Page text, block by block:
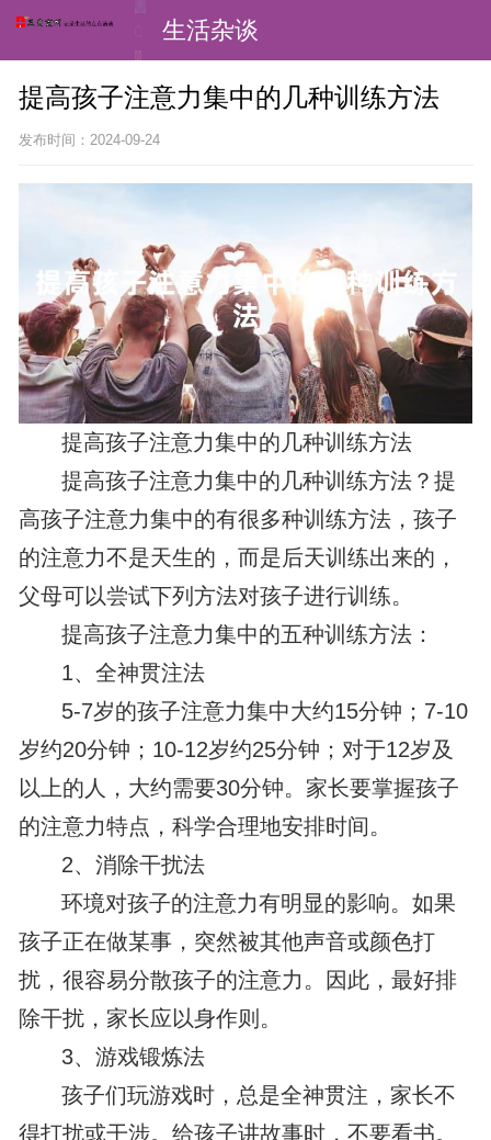
生活杂谈
提高孩子注意力集中的几种训练方法
发布时间：2024-09-24
提高孩子注意力集中的几种训练方法
提高孩子注意力集中的几种训练方法？提
高孩子注意力集中的有很多种训练方法，孩子
的注意力不是天生的，而是后天训练出来的，
父母可以尝试下列方法对孩子进行训练。
提高孩子注意力集中的五种训练方法：
1、全神贯注法
5-7岁的孩子注意力集中大约15分钟；7-10
岁约20分钟；10-12岁约25分钟；对于12岁及
以上的人，大约需要30分钟。家长要掌握孩子
的注意力特点，科学合理地安排时间。
2、消除干扰法
环境对孩子的注意力有明显的影响。如果
孩子正在做某事，突然被其他声音或颜色打
扰，很容易分散孩子的注意力。因此，最好排
除干扰，家长应以身作则。
3、游戏锻炼法
孩子们玩游戏时，总是全神贯注，家长不
得打扰或干涉。给孩子讲故事时，不要看书。